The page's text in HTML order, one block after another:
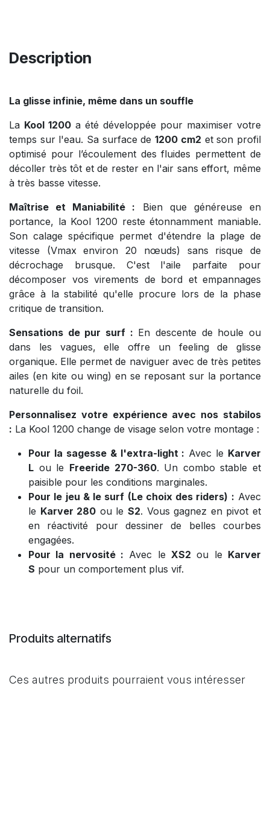
Description
La glisse infinie, même dans un souffle
La Kool 1200 a été développée pour maximiser votre
temps sur l'eau. Sa surface de1200 cm2 et son profil
optimisé pour l’écoulement des fluides permettent de
décoller très tôt et de rester en l'air sans effort, même
à très basse vitesse.
Maîtrise et Maniabilité : Bien que généreuse en
portance, la Kool 1200 reste étonnamment maniable.
Son calage spécifique permet d'étendre la plage de
vitesse (Vmax environ 20 nœuds) sans risque de
décrochage brusque. C'est l'aile parfaite pour
décomposer vos virements de bord et empannages
grâce à la stabilité qu'elle procure lors de la phase
critique de transition.
Sensations de pur surf : En descente de houle ou
dans les vagues, elle offre un feeling de glisse
organique. Elle permet de naviguer avec de très petites
ailes (en kite ou wing) en se reposant sur la portance
naturelle du foil.
Personnalisez votre expérience avec nos stabilos
: La Kool 1200 change de visage selon votre montage :
Pour la sagesse & l'extra-light : Avec le Karver
L ou le Freeride 270-360. Un combo stable et
paisible pour les conditions marginales.
Pour le jeu & le surf (Le choix des riders) : Avec
le Karver 280 ou leS2. Vous gagnez en pivot et
en réactivité pour dessiner de belles courbes
engagées.
Pour la nervosité : Avec le XS2 ou le Karver
S pour un comportement plus vif.
Produits alternatifs
Ces autres produits pourraient vous intéresser